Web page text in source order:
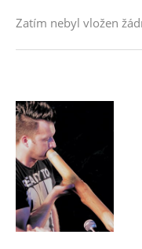
Zatím nebyl vložen